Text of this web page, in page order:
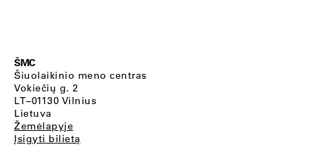
ŠMC
Šiuolaikinio meno centras
Vokiečių g. 2
LT–01130 Vilnius
Lietuva
Žemėlapyje
Įsigyti bilietą